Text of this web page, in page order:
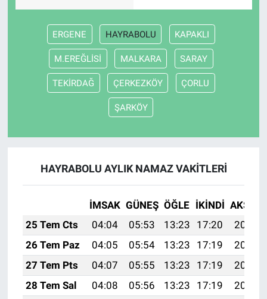
ERGENE HAYRABOLU KAPAKLI
M.EREĞLİSİ MALKARA SARAY
TEKİRDAĞ ÇERKEZKÖY ÇORLU
ŞARKÖY
HAYRABOLU AYLIK NAMAZ VAKITLERI
İMSAK GÜNEŞ ÖĞLE İKINDI AKŞAM
25 Tem Cts
04:04 05:53 13:23 17:20
20:43
26 Tem Paz
04:05 05:54 13:23 17:19
20:42
27 Tem Pts
04:07 05:55 13:23 17:19
20:41
28 Tem Sal
04:08 05:56 13:23 17:19
20:40